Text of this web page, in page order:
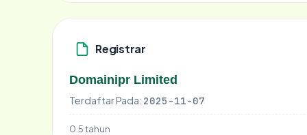
Registrar
Domainipr Limited
Terdaftar Pada: 2025-11-07
0.5 tahun